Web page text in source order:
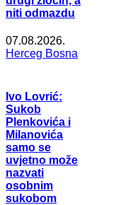
niti odmazdu
07.08.2026.
Herceg Bosna
Ivo Lovrić:
Sukob
Plenkovića i
Milanovića
samo se
uvjetno može
nazvati
osobnim
sukobom